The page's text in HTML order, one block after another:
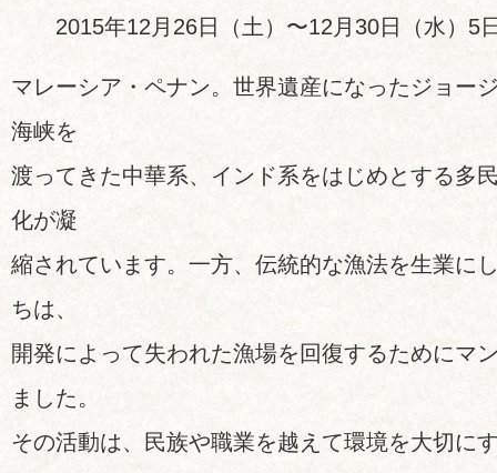
2015年12月26日（土）〜12月30日（水）5
マレーシア・ペナン。世界遺産になったジョー
海峡を
渡ってきた中華系、インド系をはじめとする多
化が凝
縮されています。一方、伝統的な漁法を生業に
ちは、
開発によって失われた漁場を回復するためにマ
ました。
その活動は、民族や職業を越えて環境を大切に